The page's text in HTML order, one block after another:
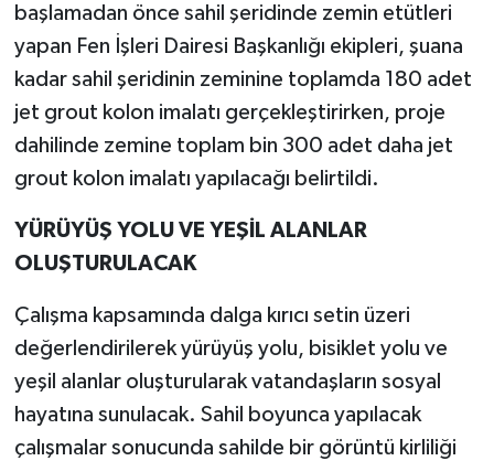
başlamadan önce sahil şeridinde zemin etütleri
yapan Fen İşleri Dairesi Başkanlığı ekipleri, şuana
kadar sahil şeridinin zeminine toplamda 180 adet
jet grout kolon imalatı gerçekleştirirken, proje
dahilinde zemine toplam bin 300 adet daha jet
grout kolon imalatı yapılacağı belirtildi.
YÜRÜYÜŞ YOLU VE YEŞİL ALANLAR
OLUŞTURULACAK
Çalışma kapsamında dalga kırıcı setin üzeri
değerlendirilerek yürüyüş yolu, bisiklet yolu ve
yeşil alanlar oluşturularak vatandaşların sosyal
hayatına sunulacak. Sahil boyunca yapılacak
çalışmalar sonucunda sahilde bir görüntü kirliliği